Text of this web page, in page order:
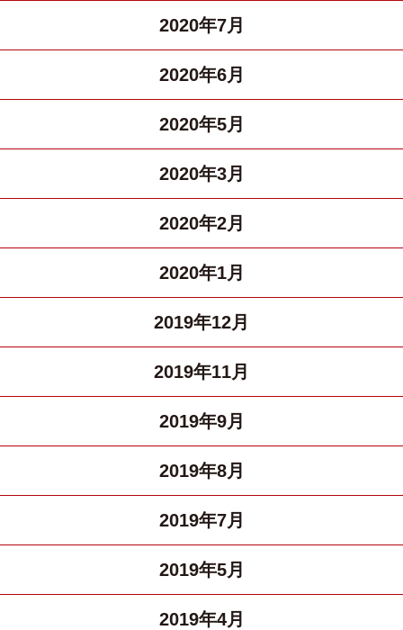
2020年7月
2020年6月
2020年5月
2020年3月
2020年2月
2020年1月
2019年12月
2019年11月
2019年9月
2019年8月
2019年7月
2019年5月
2019年4月